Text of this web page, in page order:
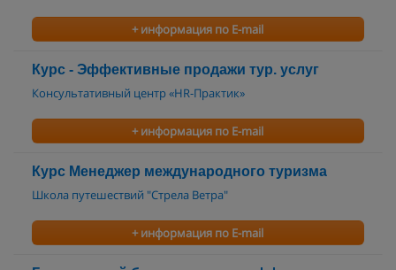
+ информация по E-mail
Курс - Эффективные продажи тур. услуг
Консультативный центр «HR-Практик»
+ информация по E-mail
Курс Менеджер международного туризма
Школа путешествий "Стрела Ветра"
+ информация по E-mail